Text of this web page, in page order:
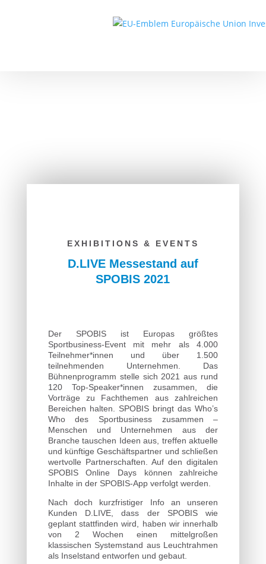
EXHIBITIONS & EVENTS
D.LIVE Messestand auf
SPOBIS 2021
Der SPOBIS ist Europas größtes
Sportbusiness-Event mit mehr als 4.000
Teilnehmer*innen und über 1.500
teilnehmenden Unternehmen. Das
Bühnenprogramm stelle sich 2021 aus rund
120 Top-Speaker*innen zusammen, die
Vorträge zu Fachthemen aus zahlreichen
Bereichen halten. SPOBIS bringt das Who’s
Who des Sportbusiness zusammen –
Menschen und Unternehmen aus der
Branche tauschen Ideen aus, treffen aktuelle
und künftige Geschäftspartner und schließen
wertvolle Partnerschaften. Auf den digitalen
SPOBIS Online Days können zahlreiche
Inhalte in der SPOBIS-App verfolgt werden.
Nach doch kurzfristiger Info an unseren
Kunden D.LIVE, dass der SPOBIS wie
geplant stattfinden wird, haben wir innerhalb
von 2 Wochen einen mittelgroßen
klassischen Systemstand aus Leuchtrahmen
als Inselstand entworfen und gebaut.